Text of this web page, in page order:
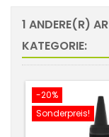
1 ANDERE(R)
KATEGORIE:
-20%
Sonderpreis!